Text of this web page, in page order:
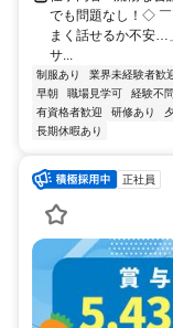
でも問題なし！◇ ￣
まく話せるか不安…
サ...
制服あり 業界未経験者歓
早朝
職場見学可 経験不問
有資格者歓迎
研修あり
長期休暇あり
正社員